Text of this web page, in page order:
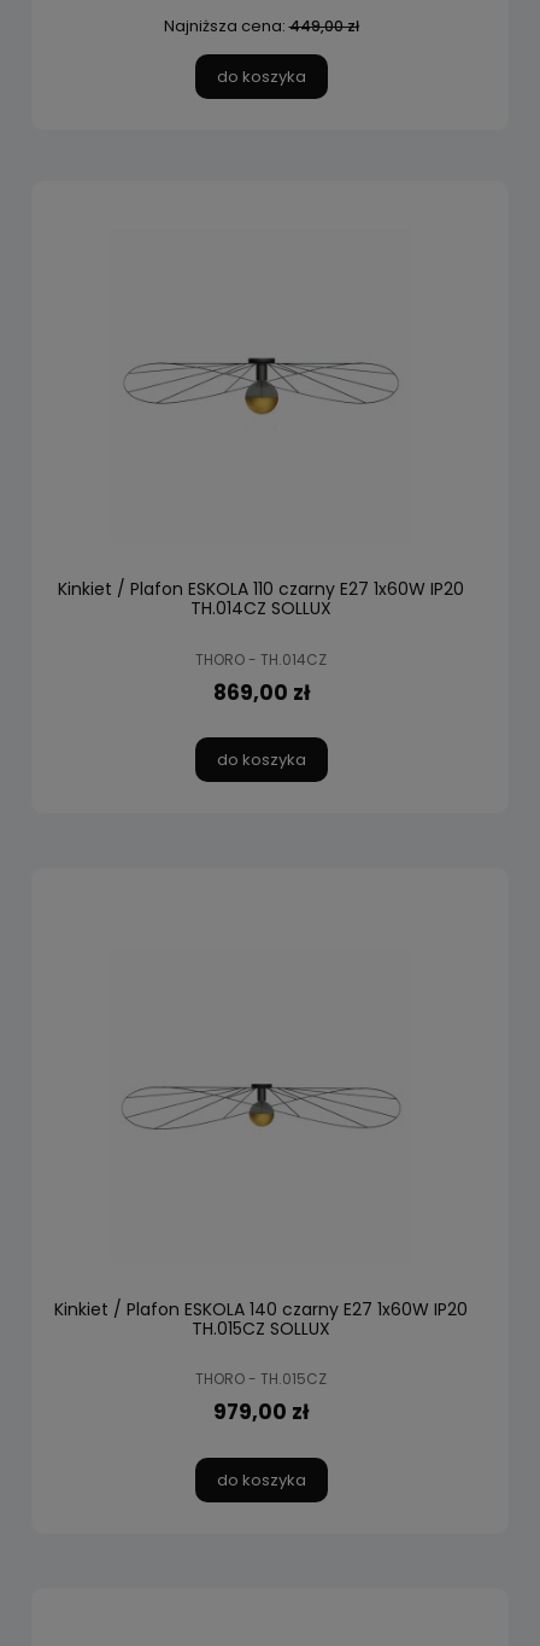
Najniższa cena:449,00 zł
do koszyka
Kinkiet / Plafon ESKOLA 110 czarny E27 1x60W IP20
TH.014CZ SOLLUX
THORO - TH.014CZ
869,00 zł
do koszyka
Kinkiet / Plafon ESKOLA 140 czarny E27 1x60W IP20
TH.015CZ SOLLUX
THORO - TH.015CZ
979,00 zł
do koszyka